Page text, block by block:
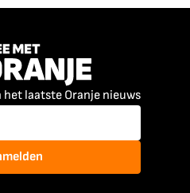
laatste Oranje nieuws